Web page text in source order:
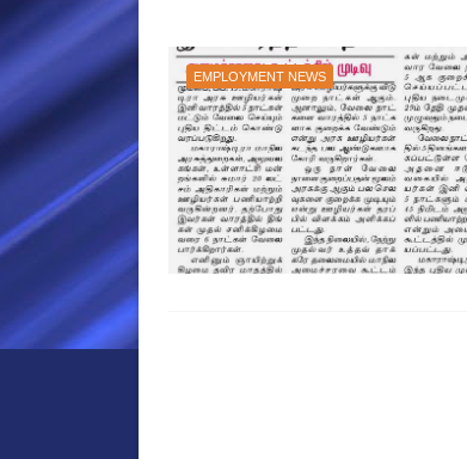
EMPLOYMENT NEWS